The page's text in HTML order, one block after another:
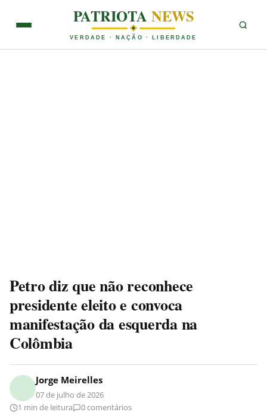
PATRIOTANEWS
VERDADE · NAÇÃO · LIBERDADE
Petro diz que não reconhece
presidente eleito e convoca
manifestação da esquerda na
Colômbia
Jorge Meirelles
07 de julho de 2026
1 min de leitura
0 comentários